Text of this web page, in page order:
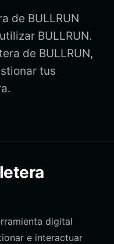
de BULLRUN
BULLRUN.
de BULLRUN,
tus
digital
e interactuar